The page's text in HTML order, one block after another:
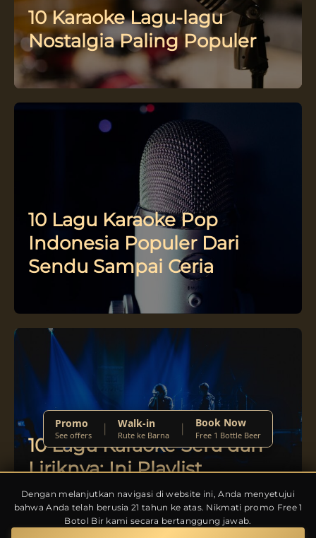
10 Karaoke Lagu-lagu
Nostalgia Paling Populer
10 Lagu Karaoke Pop
Indonesia Populer Dari
Sendu Sampai Ceria
10 Lagu Karaoke Seru dan
Liriknya: Ini Playlist
Wajibnya
Dengan melanjutkan navigasi di website ini, Anda menyetujui
bahwa Anda telah berusia 21 tahun ke atas. Nikmati promo Free 1
Botol Bir kami secara bertanggung jawab.
Promo
See offers | Walk-in
Rute ke Barna | Book Now
Free 1 Bottle Beer